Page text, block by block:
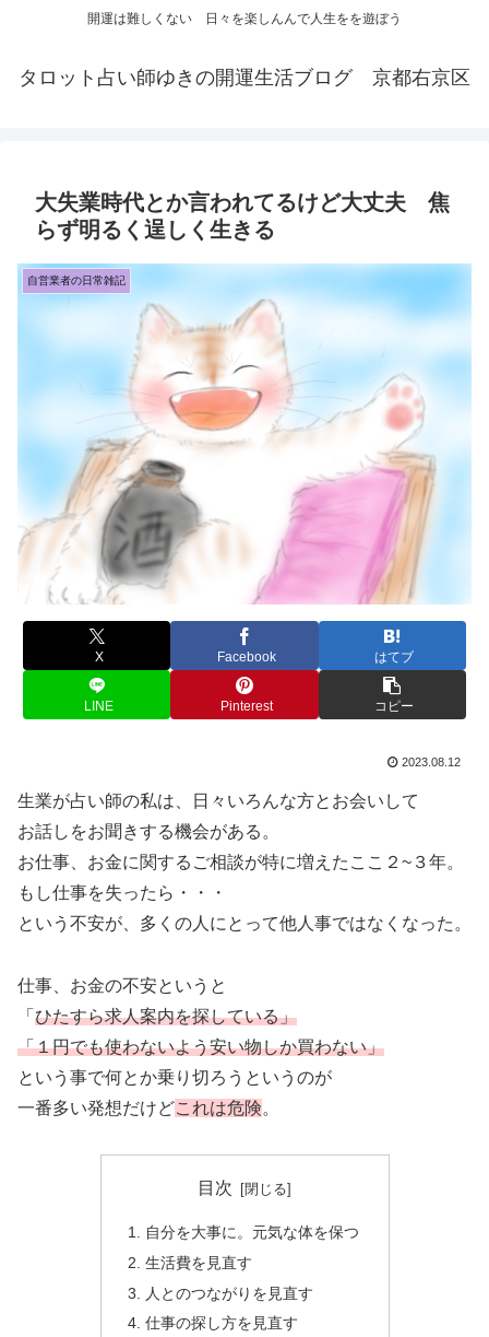
開運は難しくない 日々を楽しんんで人生をを遊ぼう
タロット占い師ゆきの開運生活ブログ 京都右京区
大失業時代とか言われてるけど大丈夫 焦
らず明るく逞しく生きる
自営業者の日常雑記
X Facebook はてブ
LINE Pinterest コピー
2023.08.12
生業が占い師の私は、日々いろんな方とお会いして
お話しをお聞きする機会がある。
お仕事、お金に関するご相談が特に増えたここ２~３年。
もし仕事を失ったら・・・
という不安が、多くの人にとって他人事ではなくなった。
仕事、お金の不安というと
「 ひたすら求人案内を探している」
「１円でも使わないよう安い物しか買わない」
という事で何とか乗り切ろうというのが
一番多い発想だけどこれは危険。
目次
自分を大事に。元気な体を保つ
生活費を見直す
人とのつながりを見直す
仕事の探し方を見直す